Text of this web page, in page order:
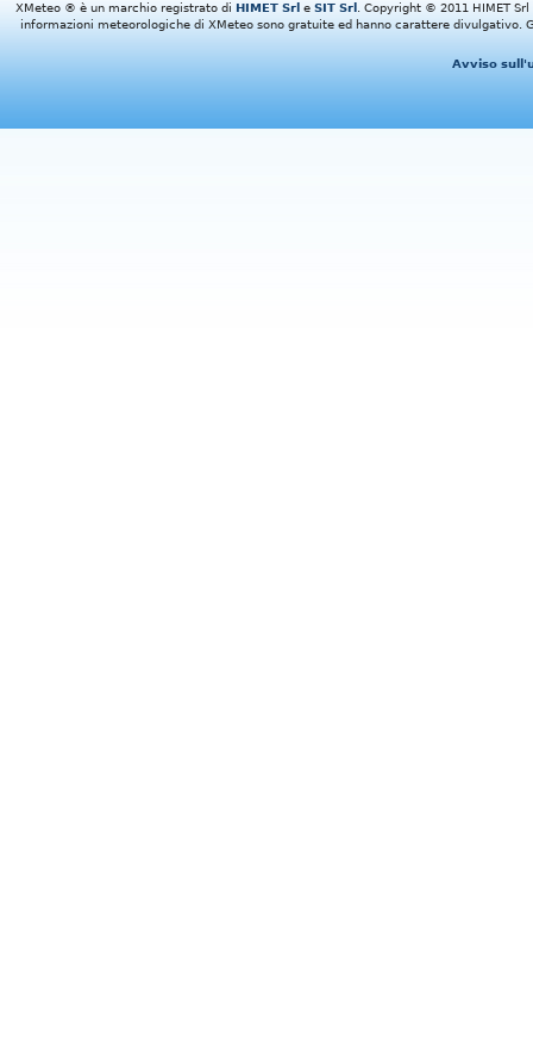
XMeteo ® è un marchio registrato di HIMET Srl e SIT Srl
. Copyright © 2011 HIMET
informazioni meteorologiche di XMeteo sono gratuite ed hanno carattere divulgativo.
Avviso